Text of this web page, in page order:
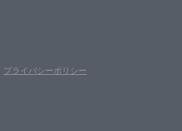
プライバシーポリシー